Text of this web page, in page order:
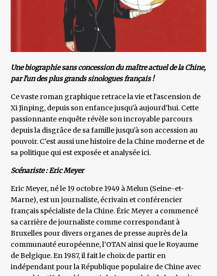
Une biographie sans concession du maître actuel de la Chine,
par l'un des plus grands sinologues français !
Ce vaste roman graphique retrace la vie et l'ascension de
Xi Jinping, depuis son enfance jusqu'à aujourd'hui. Cette
passionnante enquête révèle son incroyable parcours
depuis la disgrâce de sa famille jusqu'à son accession au
pouvoir. C'est aussi une histoire de la Chine moderne et de
sa politique qui est exposée et analysée ici.
Scénariste : Eric Meyer
Eric Meyer, né le 19 octobre 1949 à Melun (Seine-et-
Marne), est un journaliste, écrivain et conférencier
français spécialiste de la Chine. Éric Meyer a commencé
sa carrière de journaliste comme correspondant à
Bruxelles pour divers organes de presse auprès de la
communauté européenne, l’OTAN ainsi que le Royaume
de Belgique. En 1987, il fait le choix de partir en
indépendant pour la République populaire de Chine avec